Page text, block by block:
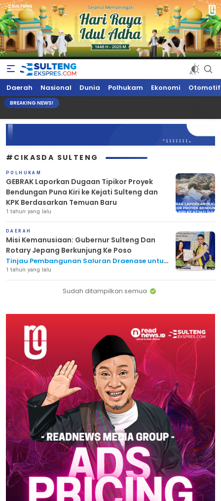
Sultengekspres.com
Berita Seputar Sulteng Hari Ini, Update Terkini, Suaranya Rakyat
Sulteng
Daerah Nasional Dunia Polhukam Ekonomi Otomotif
BREAKING NEWS!
#CIKASDA SULTENG
POLHUKAM
GEBRAK Laporkan Dugaan Tipikor Proyek
Bendungan Puna Kiri ke Kejati Sulteng dan
KPK Berdasarkan Temuan Baru
1 tahun yang lalu
DAERAH
Misi Kemanusiaan: Gubernur Sulteng Dan
Rotary Jepang Berkunjung Ke Poso
Tinjau Pembangunan Saluran Draenase untuk
Eliminasi Schistosomiasis di Lembah Napu,
Poso
1 tahun yang lalu
Sudah ditampilkan semua